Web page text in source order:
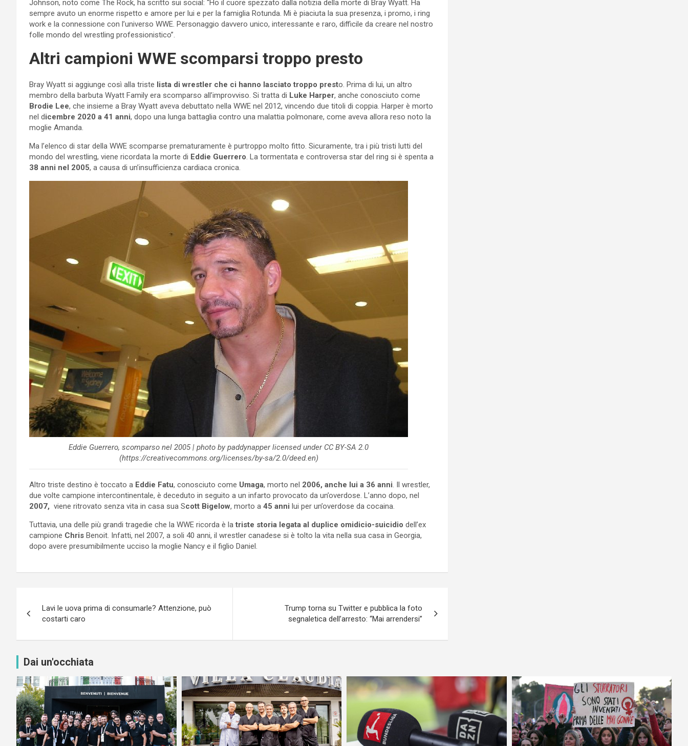
Johnson, noto come The Rock, ha scritto sui social: “Ho il cuore spezzato dalla notizia della morte di Bray Wyatt. Ha
sempre avuto un enorme rispetto e amore per lui e per la famiglia Rotunda. Mi è piaciuta la sua presenza, i promo, i ring
work e la connessione con l’universo WWE. Personaggio davvero unico, interessante e raro, difficile da creare nel nostro
folle mondo del wrestling professionistico”.
Altri campioni WWE scomparsi troppo presto
Bray Wyatt si aggiunge così alla triste lista di wrestler che ci hanno lasciato troppo presto. Prima di lui, un altro
membro della barbuta Wyatt Family era scomparso all’improvviso. Si tratta di Luke Harper, anche conosciuto come
Brodie Lee, che insieme a Bray Wyatt aveva debuttato nella WWE nel 2012, vincendo due titoli di coppia. Harper è morto
nel dicembre 2020 a 41 anni, dopo una lunga battaglia contro una malattia polmonare, come aveva allora reso noto la
moglie Amanda.
Ma l’elenco di star della WWE scomparse prematuramente è purtroppo molto fitto. Sicuramente, tra i più tristi lutti del
mondo del wrestling, viene ricordata la morte di Eddie Guerrero . La tormentata e controversa star del ring si è spenta a
38 anni nel 2005, a causa di un’insufficienza cardiaca cronica.
Eddie Guerrero, scomparso nel 2005 | photo by paddynapper licensed under CC BY-SA 2.0
(https://creativecommons.org/licenses/by-sa/2.0/deed.en)
Altro triste destino è toccato a Eddie Fatu, conosciuto come Umaga, morto nel 2006, anche lui a 36 anni . Il wrestler,
due volte campione intercontinentale, è deceduto in seguito a un infarto provocato da un’overdose. L’anno dopo, nel
2007, viene ritrovato senza vita in casa sua Scott Bigelow, morto a 45 anni lui per un’overdose da cocaina.
Tuttavia, una delle più grandi tragedie che la WWE ricorda è la triste storia legata al duplice omidicio-suicidio dell’ex
campione Chris Benoit. Infatti, nel 2007, a soli 40 anni, il wrestler canadese si è tolto la vita nella sua casa in Georgia,
dopo avere presumibilmente ucciso la moglie Nancy e il figlio Daniel.
articoli
Lavi le uova prima di consumarle? Attenzione, può
costarti caro
Trump torna su Twitter e pubblica la foto
segnaletica dell’arresto: “Mai arrendersi”
Dai un'occhiata